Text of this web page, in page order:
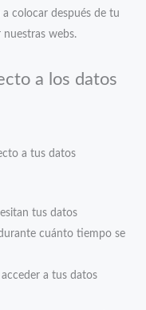
a colocar después de tu
webs.
a los datos
a tus datos
tus datos
cuánto tiempo se
a tus datos